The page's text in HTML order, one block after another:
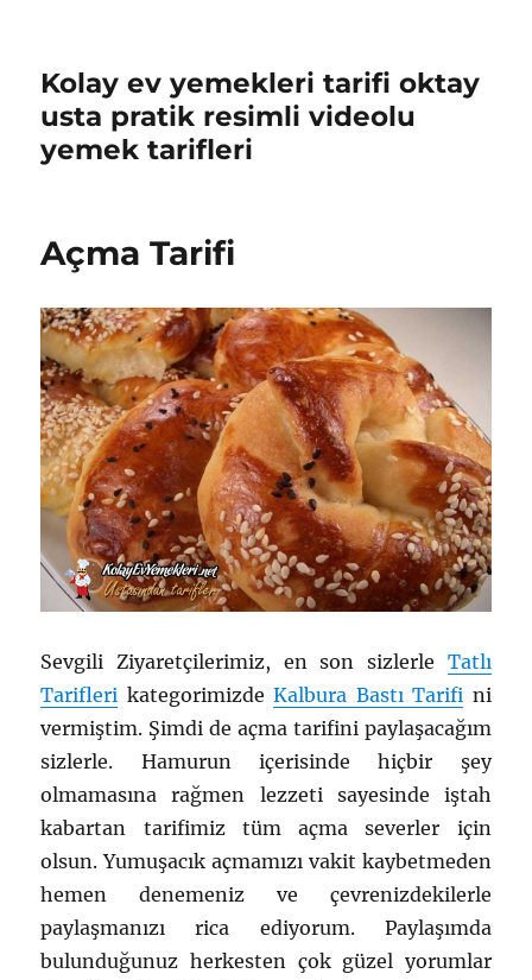
Kolay ev yemekleri tarifi oktay
usta pratik resimli videolu
yemek tarifleri
Açma Tarifi
Sevgili Ziyaretçilerimiz, en son sizlerle Tatlı
Tarifleri kategorimizdeKalbura Bastı Tarifi ni
vermiştim. Şimdi de açma tarifini paylaşacağım
sizlerle. Hamurun içerisinde hiçbir şey
olmamasına rağmen lezzeti sayesinde iştah
kabartan tarifimiz tüm açma severler için
olsun. Yumuşacık açmamızı vakit kaybetmeden
hemen denemeniz ve çevrenizdekilerle
paylaşmanızı rica ediyorum. Paylaşımda
bulunduğunuz herkesten çok güzel yorumlar